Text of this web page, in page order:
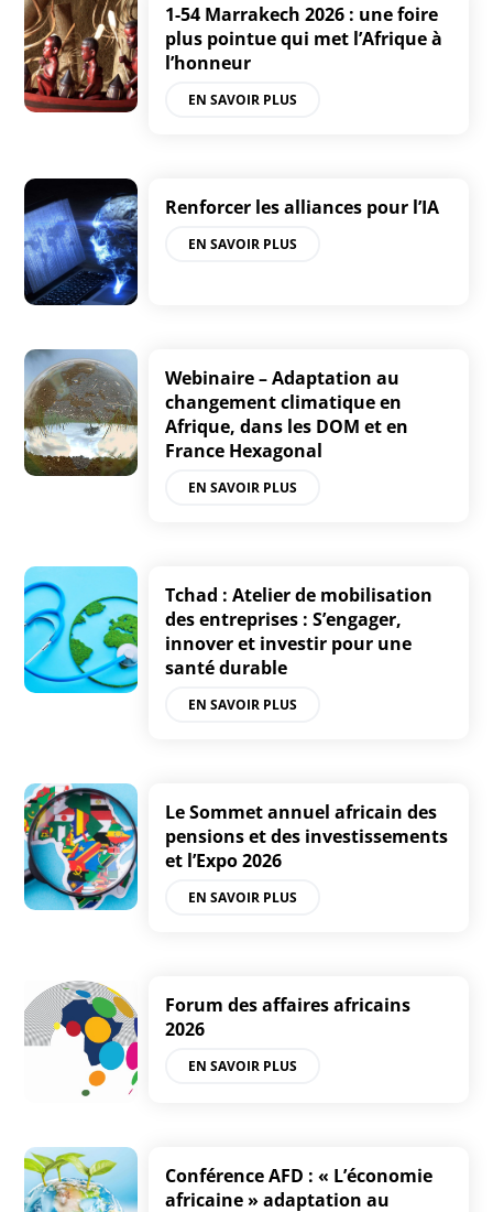
1-54 Marrakech 2026 : une foire
plus pointue qui met l’Afrique à
l’honneur
EN SAVOIR PLUS
Renforcer les alliances pour l’IA
EN SAVOIR PLUS
Webinaire – Adaptation au
changement climatique en
Afrique, dans les DOM et en
France Hexagonal
EN SAVOIR PLUS
Tchad : Atelier de mobilisation
des entreprises : S’engager,
innover et investir pour une
santé durable
EN SAVOIR PLUS
Le Sommet annuel africain des
pensions et des investissements
et l’Expo 2026
EN SAVOIR PLUS
Forum des affaires africains
2026
EN SAVOIR PLUS
Conférence AFD : « L’économie
africaine » adaptation au